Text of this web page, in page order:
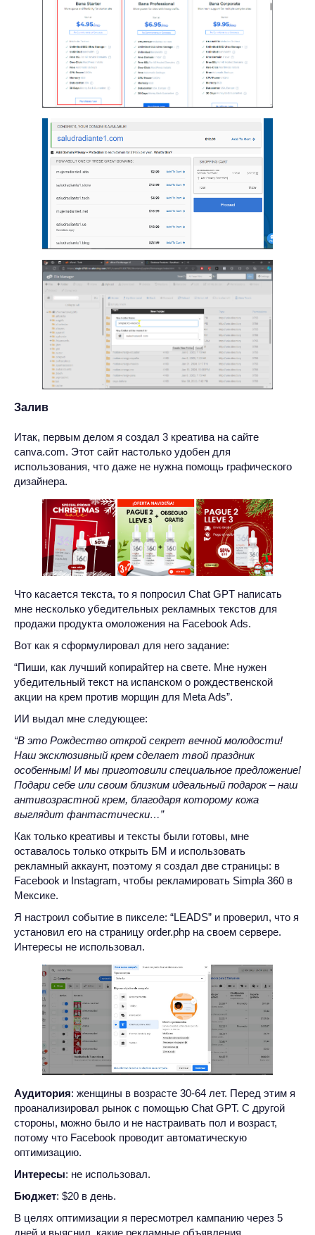
Залив
Итак, первым делом я создал 3 креатива на сайте
canva.com. Этот сайт настолько удобен для
использования, что даже не нужна помощь графического
дизайнера.
Что касается текста, то я попросил Chat GPT написать
мне несколько убедительных рекламных текстов для
продажи продукта омоложения на Facebook Ads.
Вот как я сформулировал для него задание:
“Пиши, как лучший копирайтер на свете. Мне нужен
убедительный текст на испанском о рождественской
акции на крем против морщин для Meta Ads”.
ИИ выдал мне следующее:
“В это Рождество открой секрет вечной молодости!
Наш эксклюзивный крем сделает твой праздник
особенным! И мы приготовили специальное предложение!
Подари себе или своим близким идеальный подарок – наш
антивозрастной крем, благодаря которому кожа
выглядит фантастически…”
Как только креативы и тексты были готовы, мне
оставалось только открыть БМ и использовать
рекламный аккаунт, поэтому я создал две страницы: в
Facebook и Instagram, чтобы рекламировать Simpla 360 в
Мексике.
Я настроил событие в пикселе: “LEADS” и проверил, что я
установил его на страницу order.php на своем сервере.
Интересы не использовал.
Аудитория: женщины в возрасте 30-64 лет. Перед этим я
проанализировал рынок с помощью Chat GPT. С другой
стороны, можно было и не настраивать пол и возраст,
потому что Facebook проводит автоматическую
оптимизацию.
Интересы: не использовал.
Бюджет: $20 в день.
В целях оптимизации я пересмотрел кампанию через 5